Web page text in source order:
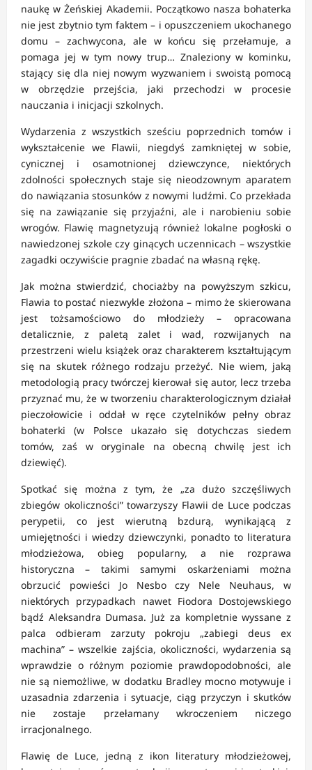
naukę w Żeńskiej Akademii. Początkowo nasza bohaterka
nie jest zbytnio tym faktem – i opuszczeniem ukochanego
domu – zachwycona, ale w końcu się przełamuje, a
pomaga jej w tym nowy trup… Znaleziony w kominku,
stający się dla niej nowym wyzwaniem i swoistą pomocą
w obrzędzie przejścia, jaki przechodzi w procesie
nauczania i inicjacji szkolnych.
Wydarzenia z wszystkich sześciu poprzednich tomów i
wykształcenie we Flawii, niegdyś zamkniętej w sobie,
cynicznej i osamotnionej dziewczynce, niektórych
zdolności społecznych staje się nieodzownym aparatem
do nawiązania stosunków z nowymi ludźmi. Co przekłada
się na zawiązanie się przyjaźni, ale i narobieniu sobie
wrogów. Flawię magnetyzują również lokalne pogłoski o
nawiedzonej szkole czy ginących uczennicach – wszystkie
zagadki oczywiście pragnie zbadać na własną rękę.
Jak można stwierdzić, chociażby na powyższym szkicu,
Flawia to postać niezwykle złożona – mimo że skierowana
jest tożsamościowo do młodzieży – opracowana
detalicznie, z paletą zalet i wad, rozwijanych na
przestrzeni wielu książek oraz charakterem kształtującym
się na skutek różnego rodzaju przeżyć. Nie wiem, jaką
metodologią pracy twórczej kierował się autor, lecz trzeba
przyznać mu, że w tworzeniu charakterologicznym działał
pieczołowicie i oddał w ręce czytelników pełny obraz
bohaterki (w Polsce ukazało się dotychczas siedem
tomów, zaś w oryginale na obecną chwilę jest ich
dziewięć).
Spotkać się można z tym, że „za dużo szczęśliwych
zbiegów okoliczności” towarzyszy Flawii de Luce podczas
perypetii, co jest wierutną bzdurą, wynikającą z
umiejętności i wiedzy dziewczynki, ponadto to literatura
młodzieżowa, obieg popularny, a nie rozprawa
historyczna – takimi samymi oskarżeniami można
obrzucić powieści Jo Nesbo czy Nele Neuhaus, w
niektórych przypadkach nawet Fiodora Dostojewskiego
bądź Aleksandra Dumasa. Już za kompletnie wyssane z
palca odbieram zarzuty pokroju „zabiegi deus ex
machina” – wszelkie zajścia, okoliczności, wydarzenia są
wprawdzie o różnym poziomie prawdopodobności, ale
nie są niemożliwe, w dodatku Bradley mocno motywuje i
uzasadnia zdarzenia i sytuacje, ciąg przyczyn i skutków
nie zostaje przełamany wkroczeniem niczego
irracjonalnego.
Flawię de Luce, jedną z ikon literatury młodzieżowej,